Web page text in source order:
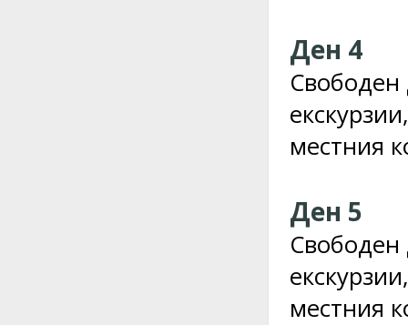
Ден 4
местния
Ден 5
местния